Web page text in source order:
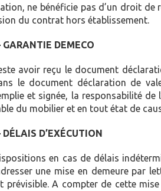
ne bénéficie pas d’un droit
du contrat hors établissement.
GARANTIE DEMECO
avoir reçu le document
le document déclaration de
et signée, la responsabilité
du mobilier et en tout état de
D’EXÉCUTION
en cas de délais
une mise en demeure par
prévisible. A compter de cette